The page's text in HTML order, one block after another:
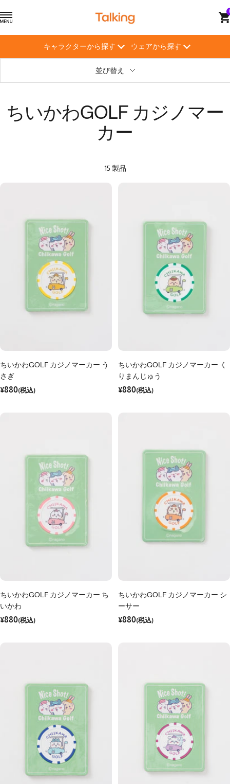
ン
ナ
ト
キャラクターから探す ウェアから探す
並び替え
ちいかわGOLF カジノマー
カー
15 製品
ちいかわGOLF カジノマーカー う
さぎ
セ
ー
ル
価
格
¥880(税込)
ちいかわGOLF カジノマーカー く
りまんじゅう
セ
ー
ル
価
格
¥880(税込)
ちいかわGOLF カジノマーカー ち
いかわ
セ
ー
ル
価
格
¥880(税込)
ちいかわGOLF カジノマーカー シ
ーサー
セ
ー
ル
価
格
¥880(税込)